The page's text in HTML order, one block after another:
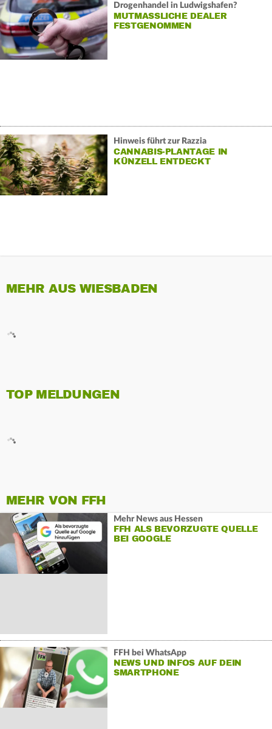
Drogenhandel in Ludwigshafen?
MUTMASSLICHE DEALER F
ESTGENOMMEN
Hinweis führt zur Razzia
CANNABIS-PLANTAGE IN
KÜNZELL ENTDECKT
MEHR AUS WIESBADEN
TOP MELDUNGEN
MEHR VON FFH
Mehr News aus Hessen
FFH ALS BEVORZUGTE QUELLE
BEI GOOGLE
FFH bei WhatsApp
NEWS UND INFOS AUF DEIN
SMARTPHONE